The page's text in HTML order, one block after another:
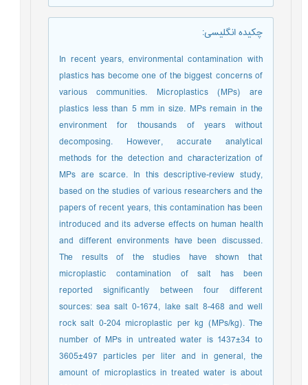
چکیده انگلیسی:
In recent years, environmental contamination with
plastics has become one of the biggest concerns of
various communities. Microplastics (MPs) are
plastics less than 5 mm in size. MPs remain in the
environment for thousands of years without
decomposing. However, accurate analytical
methods for the detection and characterization of
MPs are scarce. In this descriptive-review study,
based on the studies of various researchers and the
papers of recent years, this contamination has been
introduced and its adverse effects on human health
and different environments have been discussed.
The results of the studies have shown that
microplastic contamination of salt has been
reported significantly between four different
sources: sea salt 0-1674, lake salt 8-468 and well
rock salt 0-204 microplastic per kg (MPs/kg). The
number of MPs in untreated water is 1437±34 to
3605±497 particles per liter and in general, the
amount of microplastics in treated water is about